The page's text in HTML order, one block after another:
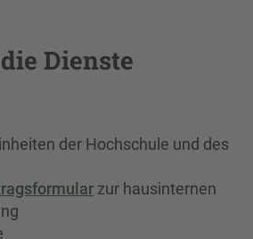
Dienste
der Hochschule und des
zur hausinternen